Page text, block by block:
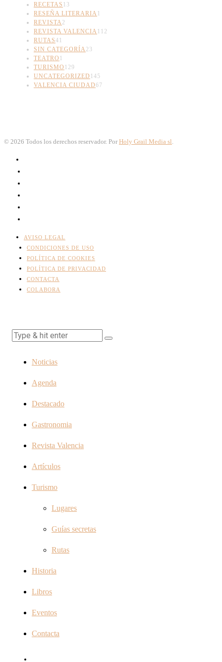
RECETAS 13
RESEÑA LITERARIA1
REVISTA2
REVISTA VALENCIA112
RUTAS41
SIN CATEGORÍA23
TEATRO 1
TURISMO 129
UNCATEGORIZED 145
VALENCIA CIUDAD67
© 2026 Todos los derechos reservador. Por Holy Grail Media sl
AVISO LEGAL
CONDICIONES DE USO
POLÍTICA DE COOKIES
POLÍTICA DE PRIVACIDAD
CONTACTA
COLABORA
Noticias
Agenda
Destacado
Gastronomia
Revista Valencia
Artículos
Turismo
Lugares
Guías secretas
Rutas
Historia
Libros
Eventos
Contacta